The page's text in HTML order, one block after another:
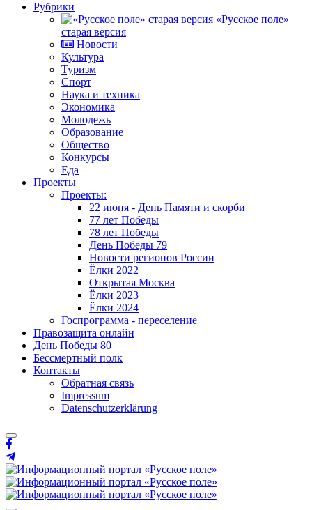
Рубрики
«Русское поле»
старая версия
Новости
Культура
Туризм
Спорт
Наука и техника
Экономика
Молодежь
Образование
Общество
Конкурсы
Еда
Проекты
Проекты:
22 июня - День Памяти и скорби
77 лет Победы
78 лет Победы
День Победы 79
Новости регионов России
Ёлки 2022
Открытая Москва
Ёлки 2023
Ёлки 2024
Госпрограмма - переселение
Правозащита онлайн
День Победы 80
Бессмертный полк
Контакты
Обратная связь
Impressum
Datenschutzerklärung